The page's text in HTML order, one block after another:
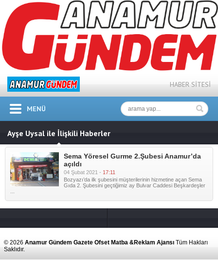
HABER SİTESİ
MENÜ
Ayşe Uysal ile İlişkili Haberler
Sema Yöresel Gurme 2.Şubesi Anamur’da
açıldı
04 Şubat 2021 - 17:11
Bozyazı’da ilk şubesini müşterilerinin hizmetine açan Sema
Gıda 2. Şubesini geçtiğimiz ay Bulvar Caddesi Beşkardeşler
© 2026 Anamur Gündem Gazete Ofset Matba &Reklam Ajansı Tüm Hakları
Saklıdır.